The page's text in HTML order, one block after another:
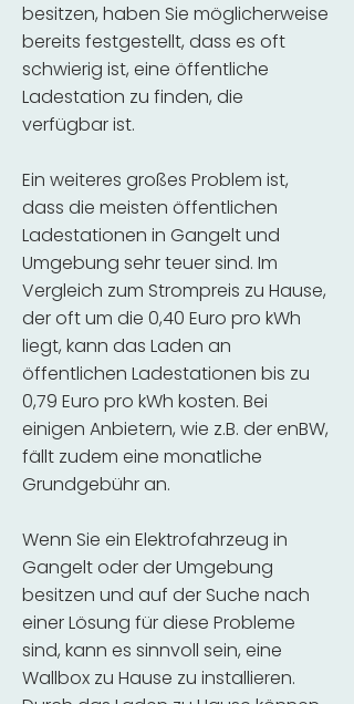
besitzen, haben Sie möglicherweise
bereits festgestellt, dass es oft
schwierig ist, eine öffentliche
Ladestation zu finden, die
verfügbar ist.
Ein weiteres großes Problem ist,
dass die meisten öffentlichen
Ladestationen in Gangelt und
Umgebung sehr teuer sind. Im
Vergleich zum Strompreis zu Hause,
der oft um die 0,40 Euro pro kWh
liegt, kann das Laden an
öffentlichen Ladestationen bis zu
0,79 Euro pro kWh kosten. Bei
einigen Anbietern, wie z.B. der enBW,
fällt zudem eine monatliche
Grundgebühr an.
Wenn Sie ein Elektrofahrzeug in
Gangelt oder der Umgebung
besitzen und auf der Suche nach
einer Lösung für diese Probleme
sind, kann es sinnvoll sein, eine
Wallbox zu Hause zu installieren.